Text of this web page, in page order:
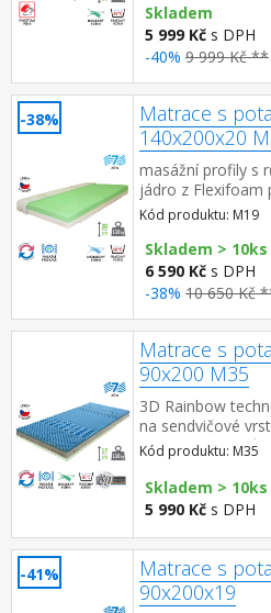
Skladem
5 999 Kč s DPH
-40% 9 999 Kč **
-38%
Matrace s
140x200x20
masážní profily s
jádro z Flexifoam
do 7
tvrdá (bílá) a měkk...
Kód produktu: M19
Skladem > 10ks
6 590 Kč s DPH
-38% 10 650 Kč
Matrace s
90x200 M35
3D Rainbow
na sendvičové
Flexifoam pěn
která zajišťuje
Kód produktu: M35
Skladem > 10ks
5 990 Kč s DPH
-41%
Matrace s
90x200x19